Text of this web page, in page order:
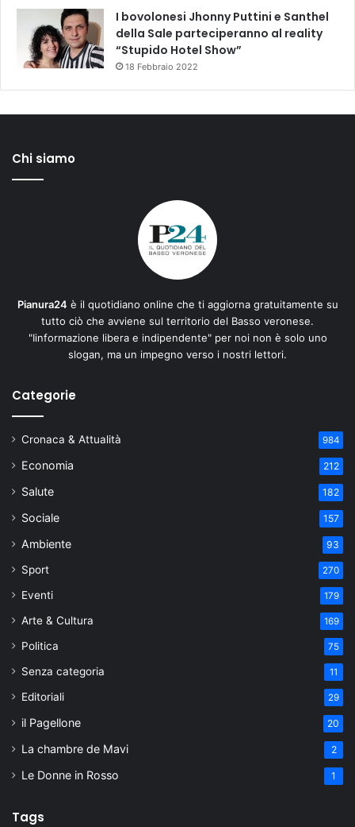
I bovolonesi Jhonny Puttini e Santhel
della Sale parteciperanno al reality
“Stupido Hotel Show”
18 Febbraio 2022
Chi siamo
Pianura24 è il quotidiano online che ti aggiorna gratuitamente su
tutto ciò che avviene sul territorio del Basso veronese.
"Iinformazione libera e indipendente" per noi non è solo uno
slogan, ma un impegno verso i nostri lettori.
Categorie
Cronaca & Attualità 984
Economia 212
Salute 182
Sociale 157
Ambiente 93
Sport 270
Eventi 179
Arte & Cultura 169
Politica 75
Senza categoria 11
Editoriali 29
il Pagellone 20
La chambre de Mavi 2
Le Donne in Rosso 1
Tags